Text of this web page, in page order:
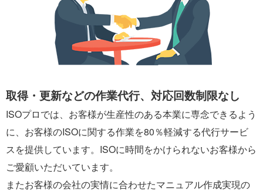
取得・更新などの作業代行、対応回数制限なし
ISOプロでは、お客様が生産性のある本業に専念できるよう
に、お客様のISOに関する作業を80％軽減する代行サービ
スを提供しています。ISOに時間をかけられないお客様から
ご愛顧いただいています。
またお客様の会社の実情に合わせたマニュアル作成実現の